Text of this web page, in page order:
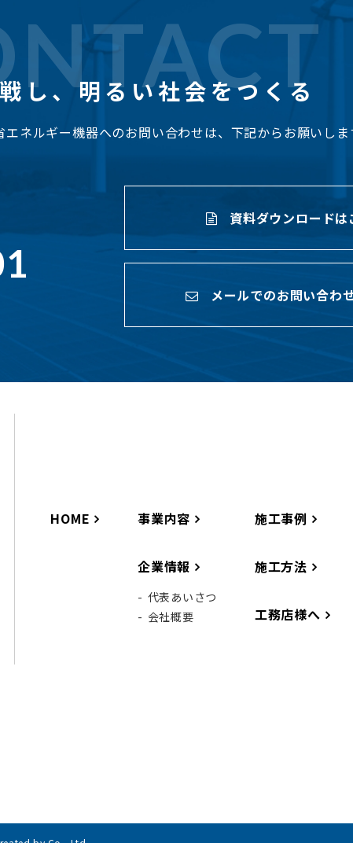
し、明るい社会をつくる
ネルギー機器へのお問い合わせは、下記からお願いしま
資料ダウンロードは
メールでのお問い合わ
HOME 事業内容
企業情報
代表あいさつ
会社概要
施工事例
施工方法
工務店様へ